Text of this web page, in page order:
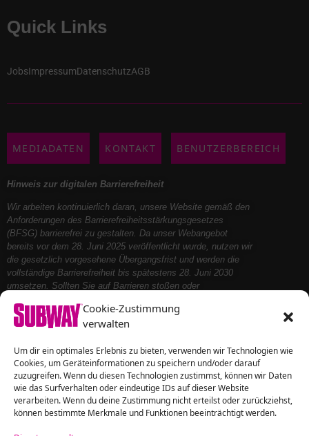
Cookie-Zustimmung
verwalten
Um dir ein optimales Erlebnis zu bieten, verwenden wir Technologien wie
Cookies, um Geräteinformationen zu speichern und/oder darauf
zuzugreifen. Wenn du diesen Technologien zustimmst, können wir Daten
wie das Surfverhalten oder eindeutige IDs auf dieser Website
verarbeiten. Wenn du deine Zustimmung nicht erteilst oder zurückziehst,
können bestimmte Merkmale und Funktionen beeinträchtigt werden.
Quick Links
JobsImpressumDatenschutzAGB
MEDIADATEN KONTAKT BENUTZERBEREICH
Hinweis zur digitalen Barrierefreiheit
Wir arbeiten kontinuierlich daran, unsere Website gemäß den
Anforderungen des Barrierefreiheitsstärkungsgesetzes
(BFSG) barrierefrei zu gestalten. Da unser Webangebot
bereits vor dem 28. Juni 2025 veröffentlicht wurde, nutzen wir
die gesetzlich vorgesehene Übergangsfrist und werden die
vollständige Barrierefreiheit bis spätestens 28. Juni 2030
umsetzen. Sollten Sie auf Barrieren stoßen oder
helfen Ihnen gerne weiter.
Folge uns auf